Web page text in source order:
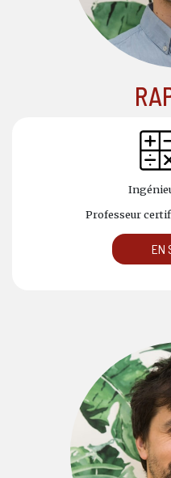
Professeur
EN